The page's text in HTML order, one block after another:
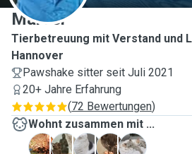
Marcel
Tierbetreuung mit Verstand und
Hannover
Pawshake sitter seit Juli 2021
20+ Jahre Erfahrung
(72 Bewertungen)
Wohnt zusammen mit ...
A
C E
M